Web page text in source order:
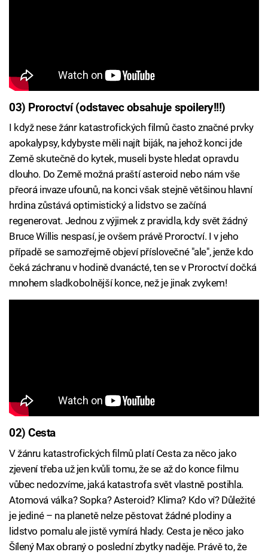
03) Proroctví (odstavec obsahuje spoilery!!!)
I když nese žánr katastrofických filmů často značné prvky
apokalypsy, kdybyste měli najít biják, na jehož konci jde
Země skutečně do kytek, museli byste hledat opravdu
dlouho. Do Země možná praští asteroid nebo nám vše
přeorá invaze ufounů, na konci však stejně většinou hlavní
hrdina zůstává optimistický a lidstvo se začíná
regenerovat. Jednou z výjimek z pravidla, kdy svět žádný
Bruce Willis nespasí, je ovšem právě Proroctví. I v jeho
případě se samozřejmě objeví příslovečné "ale", jenže kdo
čeká záchranu v hodině dvanácté, ten se v Proroctví dočká
mnohem sladkobolnější konce, než je jinak zvykem!
02) Cesta
V žánru katastrofických filmů platí Cesta za něco jako
zjevení třeba už jen kvůli tomu, že se až do konce filmu
vůbec nedozvíme, jaká katastrofa svět vlastně postihla.
Atomová válka? Sopka? Asteroid? Klima? Kdo ví? Důležité
je jediné – na planetě nelze pěstovat žádné plodiny a
lidstvo pomalu ale jistě vymírá hlady. Cesta je něco jako
Šílený Max obraný o poslední zbytky naděje. Právě to, že